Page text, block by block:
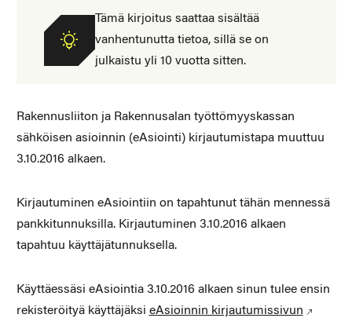
Tämä kirjoitus saattaa sisältää
vanhentunutta tietoa, sillä se on
julkaistu yli 10 vuotta sitten.
Rakennusliiton ja Rakennusalan työttömyyskassan
sähköisen asioinnin (eAsiointi) kirjautumistapa muuttuu
3.10.2016 alkaen.
Kirjautuminen eAsiointiin on tapahtunut tähän mennessä
pankkitunnuksilla. Kirjautuminen 3.10.2016 alkaen
tapahtuu käyttäjätunnuksella.
Käyttäessäsi eAsiointia 3.10.2016 alkaen sinun tulee ensin
rekisteröityä käyttäjäksi eAsioinnin kirjautumissivun